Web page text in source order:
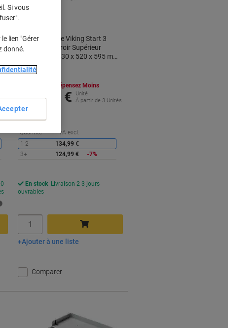
Économies
Caisson mobile Viking Start 3
Tiroirs Avec Tiroir Supérieur
Verrouillable 430 x 520 x 595 mm
Chêne
Dépensez Moins
124,99 €
Unité
À partir de 3 Unités
151,24 € TVA incl.
Quantité TVA excl.
1-2
134,99 €
3+
124,99 € -7%
En stock Livraison 2-3 jours
ouvrables
Ajouter au panier
Ajouter à une liste
Comparer
Si vous
lien "Gérer
donné.